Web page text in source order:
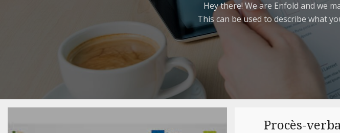
Hey there! We are Enfold and we
This can be used to describe what
Procès-